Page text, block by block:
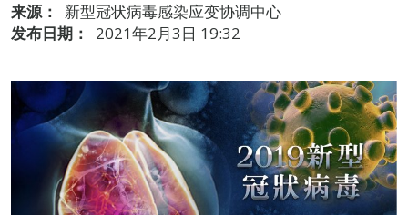
来源：
新型冠状病毒感染应变协调中心
发布日期：
2021年2月3日 19:32